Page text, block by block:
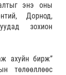
энэ оны
Дорнод,
зохион
ахуйн бирж”
төлөөллөөс